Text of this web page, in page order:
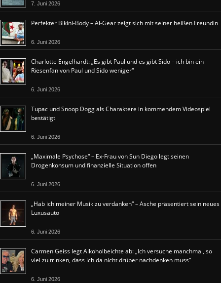
7. Juni 2026
Perfekter Bikini-Body – Al-Gear zeigt sich mit seiner heißen Freundin
6. Juni 2026
Charlotte Engelhardt: „Es gibt Paul und es gibt Sido – ich bin ein
Riesenfan von Paul und Sido weniger“
6. Juni 2026
Tupac und Snoop Dogg als Charaktere in kommendem Videospiel
bestätigt
6. Juni 2026
„Maximale Psychose“ – Ex-Frau von Sun Diego legt seinen
Drogenkonsum und finanzielle Situation offen
6. Juni 2026
„Hab ich meiner Musik zu verdanken“ – Asche präsentiert sein neues
Luxusauto
6. Juni 2026
Carmen Geiss legt Alkoholbeichte ab: „Ich versuche manchmal, so
viel zu trinken, dass ich da nicht drüber nachdenken muss“
6. Juni 2026